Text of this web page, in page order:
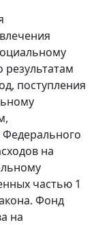
результатам
поступления
Федерального
на
частью 1
Фонд
на